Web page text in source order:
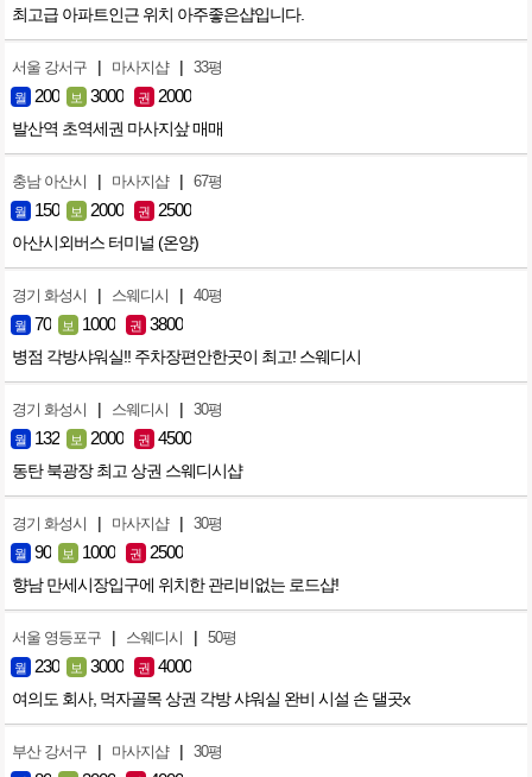
최고급 아파트인근 위치 아주좋은샵입니다.
서울 강서구 | 마사지샵 | 33평
월 200 보 3000 권 2000
발산역 초역세권 마사지샆 매매
충남 아산시 | 마사지샵 | 67평
월 150 보 2000 권 2500
아산시외버스 터미널 (온양)
경기 화성시 | 스웨디시 | 40평
월 70 보 1000 권 3800
병점 각방샤워실!! 주차장편안한곳이 최고! 스웨디시
경기 화성시 | 스웨디시 | 30평
월 132 보 2000 권 4500
동탄 북광장 최고 상권 스웨디시샵
경기 화성시 | 마사지샵 | 30평
월 90 보 1000 권 2500
향남 만세시장입구에 위치한 관리비없는 로드샵!
서울 영등포구 | 스웨디시 | 50평
월 230 보 3000 권 4000
여의도 회사, 먹자골목 상권 각방 샤워실 완비 시설 손 댈곳x
부산 강서구 | 마사지샵 | 30평